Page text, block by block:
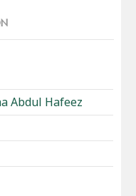
Abdul Hafeez